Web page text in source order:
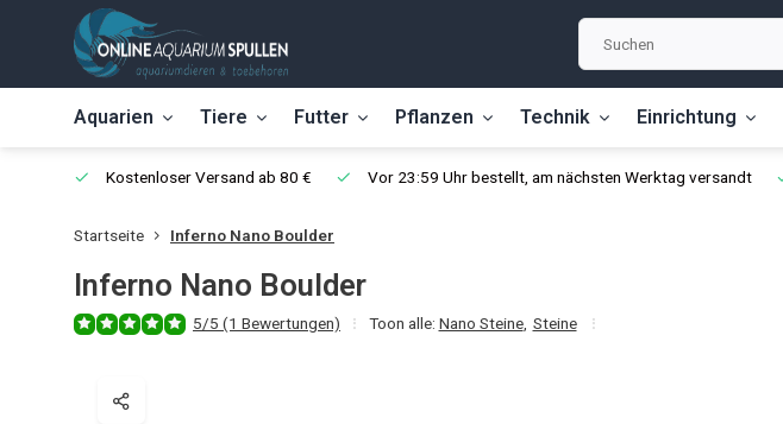
Aquarien Tiere Futter Pflanzen Technik Einrichtung
Kostenloser Versand ab 80 € Vor 23:59 Uhr bestellt, am nächsten Werktag versandt
Startseite Inferno Nano Boulder
Inferno Nano Boulder
5/5 (1 Bewertungen) Toon alle: Nano Steine, Steine